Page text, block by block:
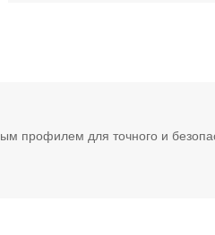
профилем для точного и